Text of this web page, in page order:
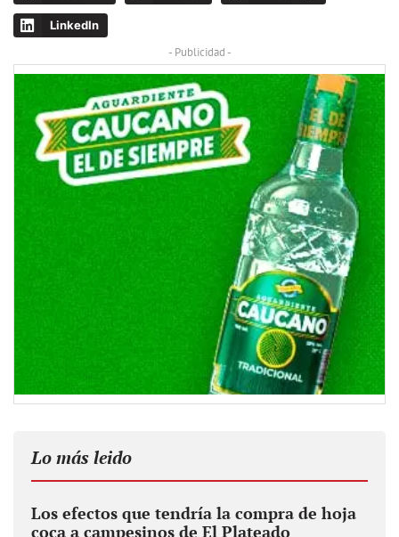
LinkedIn
- Publicidad -
Lo más leido
Los efectos que tendría la compra de hoja
coca a campesinos de El Plateado